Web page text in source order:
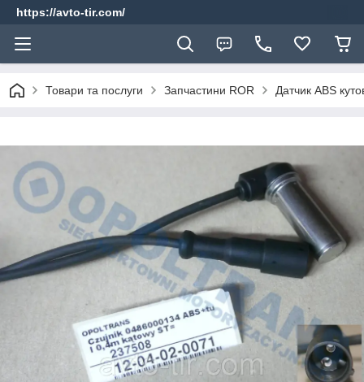
https://avto-tir.com/
Товари та послуги Запчастини ROR Датчик ABS